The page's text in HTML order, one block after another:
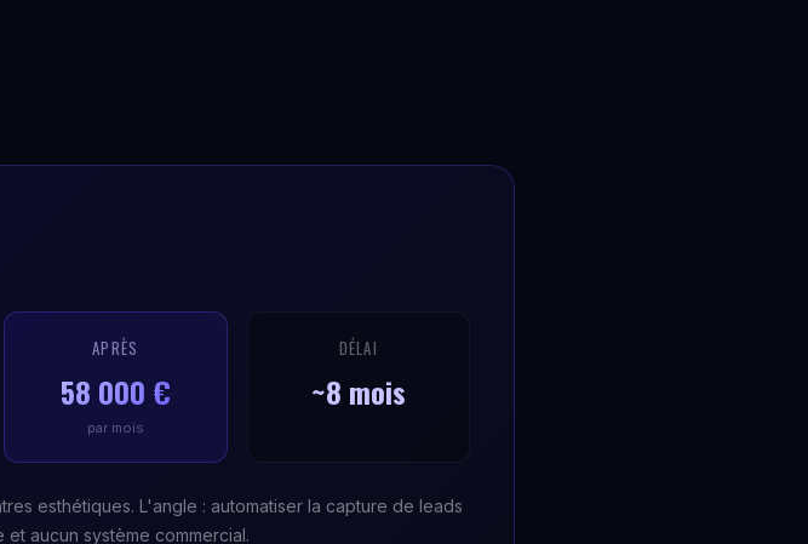
APRÈS
58 000 €
par mois
DÉLAI
~8 mois
esthétiques. L'angle : automatiser la capture de leads
aucun système commercial.